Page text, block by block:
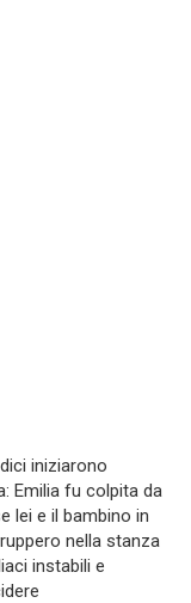
iniziarono
Emilia fu colpita da
lei e il bambino in
nella stanza
instabili e